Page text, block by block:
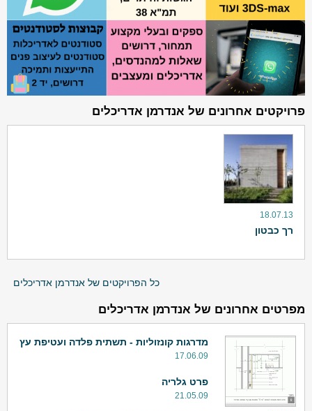
פרויקטים אחרונים של אנדרמן אדריכלים
18.07.13
רך כבטון
כל הפרויקטים של אנדרמן אדריכלים
מפרטים אחרונים של אנדרמן אדריכלים
מדרגות קונזוליות - תשתית פלדה ועטיפת עץ
17.06.09
פרט גלריה
21.05.09